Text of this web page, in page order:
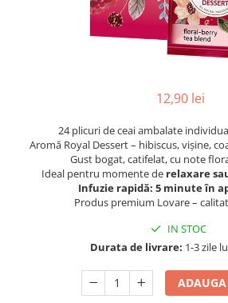
Mine pentru pixuri
Markere & Textmarkere
Markere acrilice
Markere tabla alba/whiteboard
Hartie si produse din hartie
12,90 lei
24 plicuri de ceai ambalate
Aromă Royal Dessert – hibiscus, vișine,
Gust bogat, catifelat, cu note
Ideal pentru momente de relaxare
Infuzie rapidă: 5 minute în
Produs premium Lovare –
IN STOC
Durata de livrare: 1-3 zile